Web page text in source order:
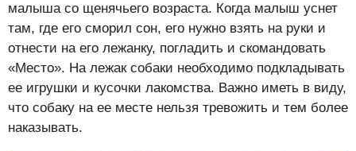
малыша со щенячьего возраста. Когда малыш уснет
там, где его сморил сон, его нужно взять на руки и
отнести на его лежанку, погладить и скомандовать
«Место». На лежак собаки необходимо подкладывать
ее игрушки и кусочки лакомства. Важно иметь в виду,
что собаку на ее месте нельзя тревожить и тем более
наказывать.